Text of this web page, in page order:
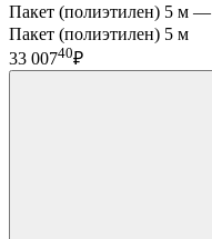
Пакет (полиэтилен) 5 м —
Пакет (полиэтилен) 5 м
33 00740₽